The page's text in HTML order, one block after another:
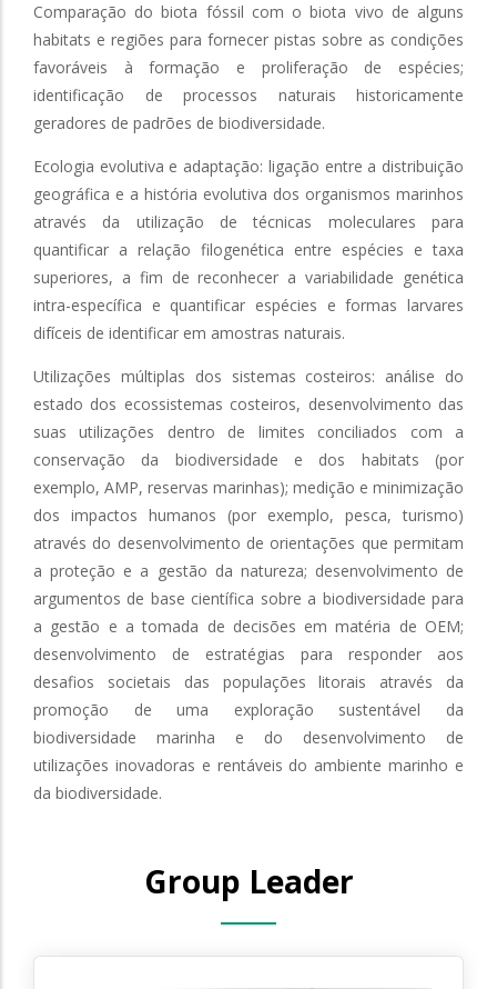
Comparação do biota fóssil com o biota vivo de alguns
habitats e regiões para fornecer pistas sobre as condições
favoráveis à formação e proliferação de espécies;
identificação de processos naturais historicamente
geradores de padrões de biodiversidade.
Ecologia evolutiva e adaptação: ligação entre a distribuição
geográfica e a história evolutiva dos organismos marinhos
através da utilização de técnicas moleculares para
quantificar a relação filogenética entre espécies e taxa
superiores, a fim de reconhecer a variabilidade genética
intra-específica e quantificar espécies e formas larvares
difíceis de identificar em amostras naturais.
Utilizações múltiplas dos sistemas costeiros: análise do
estado dos ecossistemas costeiros, desenvolvimento das
suas utilizações dentro de limites conciliados com a
conservação da biodiversidade e dos habitats (por
exemplo, AMP, reservas marinhas); medição e minimização
dos impactos humanos (por exemplo, pesca, turismo)
através do desenvolvimento de orientações que permitam
a proteção e a gestão da natureza; desenvolvimento de
argumentos de base científica sobre a biodiversidade para
a gestão e a tomada de decisões em matéria de OEM;
desenvolvimento de estratégias para responder aos
desafios societais das populações litorais através da
promoção de uma exploração sustentável da
biodiversidade marinha e do desenvolvimento de
utilizações inovadoras e rentáveis do ambiente marinho e
da biodiversidade.
Group Leader